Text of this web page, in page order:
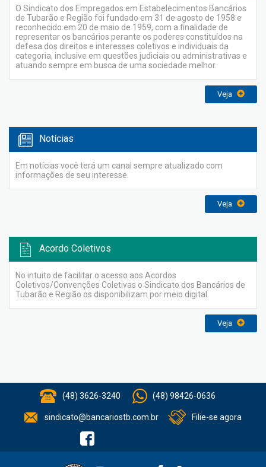
O Sindicato dos Empregados em Estabelecimentos Bancários
de Tubarão e Região foi fundado em 31 de agosto de 1958 e
reconhecido em 20 de maio de 1959, com a finalidade de
representar os bancários perante os poderes constituídos na
defesa dos direitos e interesses coletivos e individuais da
categoria, inclusive em questões judiciais ou administrativas e
atuando sempre em busca de uma sociedade melhor.
Veja
Notícias
Em notícias você terá um canal sempre atualizado com
informações de seu interesse.
Veja
Acordo Coletivos
No intuito de facilitar o acesso aos Acordos
Coletivos/Convenções Coletivas o Sindicato dos Bancários de
Tubarão e Região os disponibilizam por meio digital.
Veja
(48) 3626-3240 (48) 98426-0636
sindicato@bancariostb.com.br Filie-se agora